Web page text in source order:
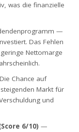
was die finanzielle
—
Das Fehlen
Nettomarge
Chance auf
Markt für
und
6/10) —